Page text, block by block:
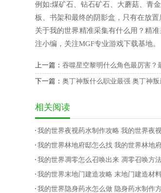
例如:煤矿石、钻石矿石、大蘑菇、青
板、书架和最终的阴影盒，只有在放置
关于我的世界精准采集有什么用？精
注小编，关注MGF专业游戏下载基地。
上一篇： 吞噬星空黎明什么角色最厉害？
下一篇： 奥丁神叛什么职业最强 奥丁神
相关阅读
我的世界夜视药水制作攻略 我的世界夜
我的世界林地府邸怎么找 我的世界林地
我的世界凋零怎么召唤出来 凋零召唤方
我的世界末地门建造攻略 末地门建造材
我的世界隐身药水怎么做 隐身药水制作